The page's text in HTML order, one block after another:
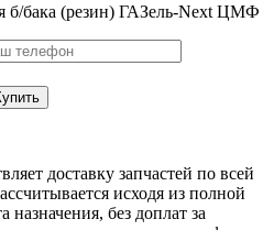
доставку запчастей по всей
исходя из полной
назначения, без доплат за